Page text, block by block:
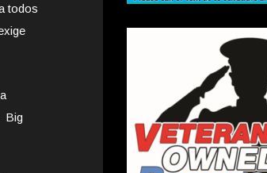
todos
Big